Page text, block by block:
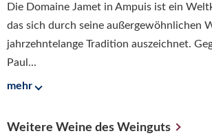
Die Domaine Jamet in Ampuis ist ein
das sich durch seine außergewöhnlichen
jahrzehntelange Tradition auszeichnet.
Paul...
mehr
Weitere Weine des Weinguts